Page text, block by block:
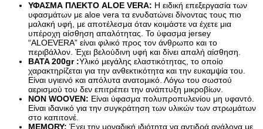
Βάση Ποθρ.Ιστού Ομπρέλας
Κρεμάστρα Ιστού Ομπρέλας
Μεταλλικοί Ιστοί
Τραπέζι Ομπρέλας
Είδη Θαλάσσης
Kayak
Sup Σανίδες
Αντλία Για Μπάλες
Αξεσουάρ Για Kayak
Αξεσουάρ Για Sup
Απόχες
Βάρκες Φουσκωτές
Βάζα δαπέδου
Γλάστρες
Βιτρίνες
ΥΦΑΣΜΑ ΠΛΕΚΤΟ ALOE VERA: Η ειδική επεξεργασία των
υφασμάτων με aloe vera τα ενυδατώνει δίνοντας τους πιο
μαλακή υφή, με αποτέλεσμα όταν κοιμάστε να έχετε μια
υπέροχη αίσθηση απαλότητας. Το ύφασμα jersey
“ALOEVERA” είναι φιλικό προς τον άνθρωπο και το
περιβάλλον. Έχει βελούδινη υφή και δίνει απαλή αίσθηση.
BATA 200gr :Υλικό μεγάλης ελαστικότητας, το οποίο
χαρακτηρίζεται για την ανθεκτικότητα και την ευκαμψία του.
Είναι υγιεινό και απόλυτα ανατομικό. Λόγω του σωστού
αερισμού του δεν επιτρέπει την ανάπτυξη μικροβίων.
NON WOOVEN: Είναι ύφασμα πολυπροπυλενίου μη υφαντό.
Είναι ιδανικό για την συγκράτηση των υλικών των στρωμάτων
στο καπιτονέ.
MEMORY: Έχει την μοναδική ιδιότητα να αντιδρά ανάλογα με